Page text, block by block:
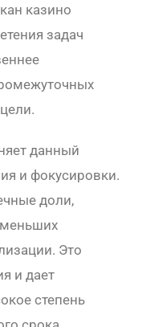
казино
задач
данный
и фокусировки.
доли,
меньших
Это
и дает
степень